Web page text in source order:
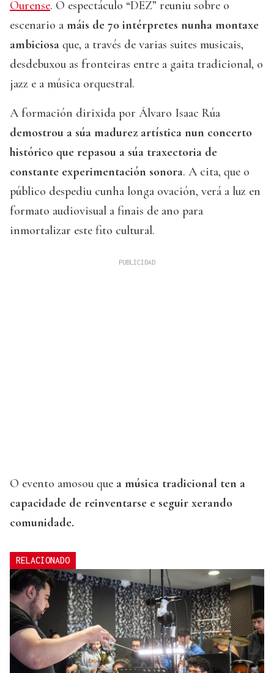
Ourense. O espectáculo “DEZ” reuniu sobre o
escenario a máis de 70 intérpretes nunha montaxe
ambiciosa que, a través de varias suites musicais,
desdebuxou as fronteiras entre a gaita tradicional, o
jazz e a música orquestral.
A formación dirixida por Álvaro Isaac Rúa
demostrou a súa madurez artística nun concerto
histórico que repasou a súa traxectoria de
constante experimentación sonora. A cita, que o
público despediu cunha longa ovación, verá a luz en
formato audiovisual a finais de ano para
inmortalizar este fito cultural.
O evento amosou que a música tradicional ten a
capacidade de reinventarse e seguir xerando
comunidade.
RELACIONADO